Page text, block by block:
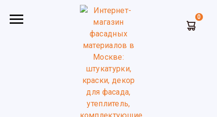
0
Декоративная штукатурка
Фактурная минеральная штукатурка